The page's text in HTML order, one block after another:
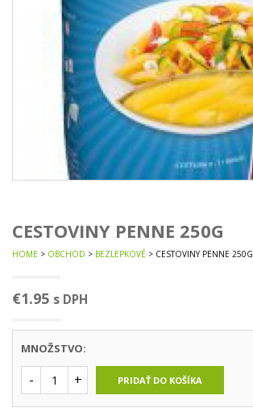
CESTOVINY PENNE 250G
HOME > OBCHOD > BEZLEPKOVÉ > CESTOVINY PENNE 250G
€1.95 s DPH
MNOŽSTVO:
PRIDAŤ DO KOŠÍKA